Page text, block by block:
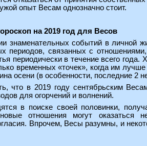
опыт Весам однозначно стоит.
на 2019 год для Весов
знаменательных событий в личной
периодов, связанных с
периодически в течение всего
временных «точек», когда им
осени (в особенности, последние 2
что в 2019 году сентябрьским
для огорчений и волнений.
в поиске своей половинки,
отношения могут оказаться
Впрочем, Весы разумны, и